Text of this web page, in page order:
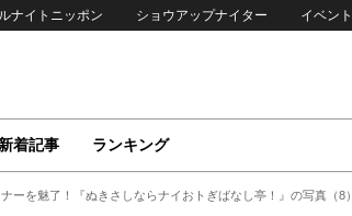
ナイトニッポン ショウアップナイター イベント
新着記事 ランキング
を魅了！『ぬきさしならナイおトぎばなし亭！』の写真（8）